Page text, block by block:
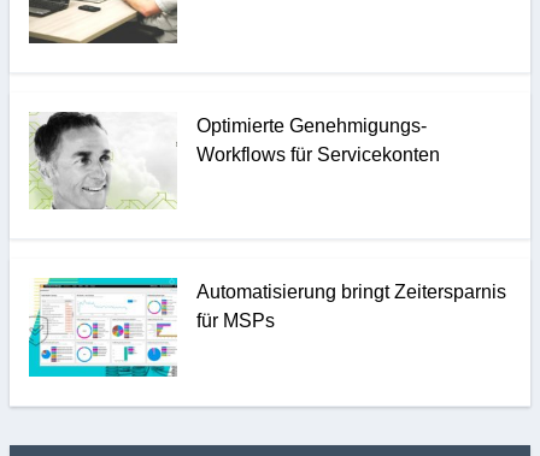
Optimierte Genehmigungs-
Workflows für Servicekonten
Automatisierung bringt Zeitersparnis
für MSPs